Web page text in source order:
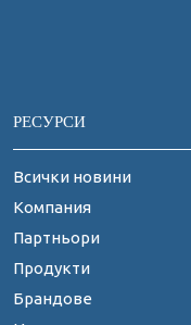
РЕСУРСИ
Всички новини
Компания
Партньори
Продукти
Брандове